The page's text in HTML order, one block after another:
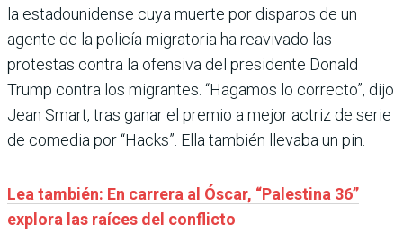
la estadounidense cuya muerte por disparos de un
agente de la policía migratoria ha reavivado las
protestas contra la ofensiva del presidente Donald
Trump contra los migrantes. “Hagamos lo correcto”, dijo
Jean Smart, tras ganar el premio a mejor actriz de serie
de comedia por “Hacks”. Ella también llevaba un pin.
Lea también: En carrera al Óscar, “Palestina 36”
explora las raíces del conflicto